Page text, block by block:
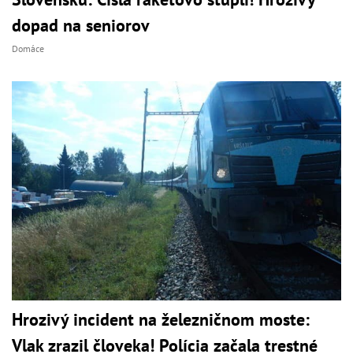
dopad na seniorov
Domáce
Hrozivý incident na železničnom moste:
Vlak zrazil človeka! Polícia začala trestné